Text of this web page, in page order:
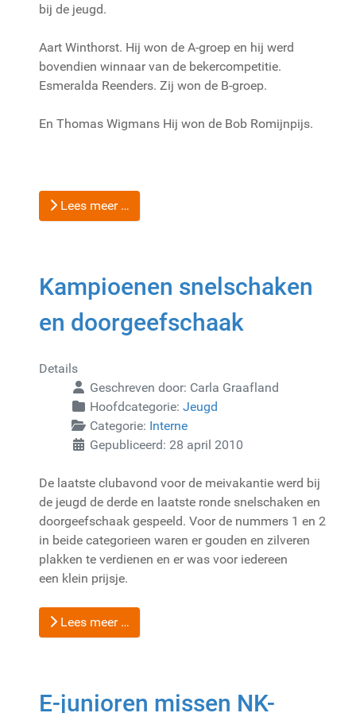
bij de jeugd.
Aart Winthorst. Hij won de A-groep en hij werd
bovendien winnaar van de bekercompetitie.
Esmeralda Reenders. Zij won de B-groep.
En Thomas Wigmans Hij won de Bob Romijnpijs.
Lees meer …
Kampioenen snelschaken
en doorgeefschaak
Details
Geschreven door: Carla Graafland
Hoofdcategorie: Jeugd
Categorie: Interne
Gepubliceerd: 28 april 2010
De laatste clubavond voor de meivakantie werd bij
de jeugd de derde en laatste ronde snelschaken en
doorgeefschaak gespeeld. Voor de nummers 1 en 2
in beide categorieen waren er gouden en zilveren
plakken te verdienen en er was voor iedereen
een klein prijsje.
Lees meer …
E-junioren missen NK-